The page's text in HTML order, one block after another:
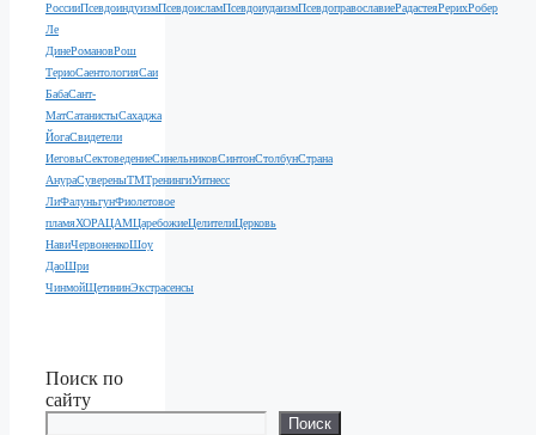
РоссииПсевдоиндуизмПсевдоисламПсевдоиудаизмПсевдоправославиеРадастеяРерихРобер
Ле
ДинеРомановРош
ТериоСаентологияСаи
БабаСант-
МатСатанистыСахаджа
ЙогаСвидетели
ИеговыСектоведениеСинельниковСинтонСтолбунСтрана
АнураСувереныТМТренингиУитнесс
ЛиФалуньгунФиолетовое
пламяХОРАЦАМЦаребожиеЦелителиЦерковь
НавиЧервоненкоШоу
ДаоШри
ЧинмойЩетининЭкстрасенсы
Поиск по
сайту
Поиск